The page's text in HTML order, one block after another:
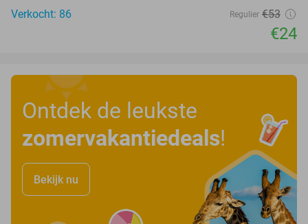
Verkocht: 86
Regulier €53
€24
Ontdek de leukste
zomervakantiedeals!
Bekijk nu